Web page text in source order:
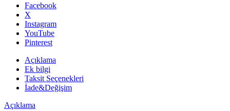
Facebook
X
Instagram
YouTube
Pinterest
Açıklama
Ek bilgi
Taksit Seçenekleri
İade&Değişim
Açıklama